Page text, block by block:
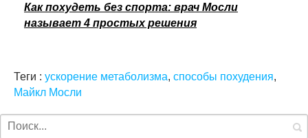
Как похудеть без спорта: врач Мосли
называет 4 простых решения
Теги : ускорение метаболизма, способы похудения,
Майкл Мосли